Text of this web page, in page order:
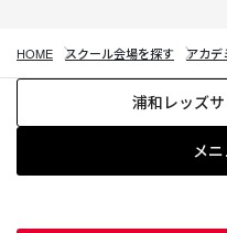
HOME スクール会場を探す アカデ
浦和レッズ
メ